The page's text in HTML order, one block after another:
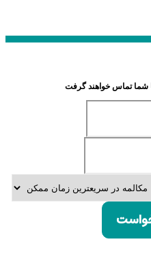
شما تماس خواهند گرفت